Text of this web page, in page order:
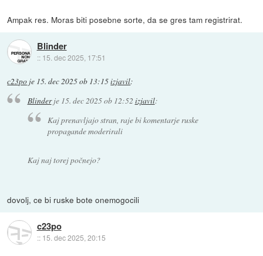
Ampak res. Moras biti posebne sorte, da se gres tam registrirat.
Blinder
:: 15. dec 2025, 17:51
c23po je 15. dec 2025 ob 13:15izjavil:
Blinderje 15. dec 2025 ob 12:52 izjavil:
Kaj prenavljajo stran, raje bi komentarje ruske
propagande moderirali
Kaj naj torej počnejo?
dovolj, ce bi ruske bote onemogocili
c23po
:: 15. dec 2025, 20:15